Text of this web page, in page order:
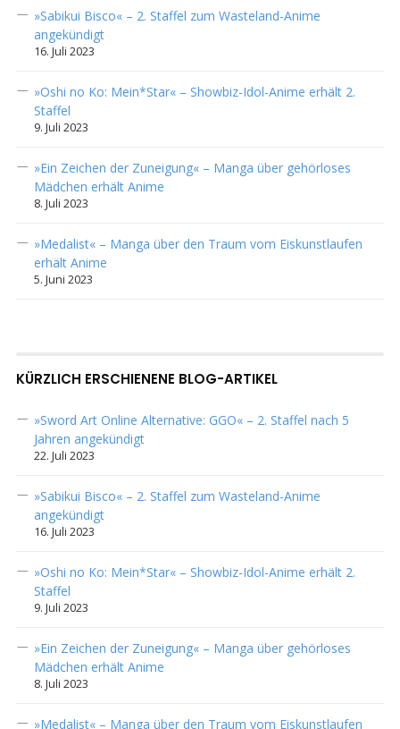
»Sabikui Bisco« – 2. Staffel zum Wasteland-Anime
angekündigt
16. Juli 2023
»Oshi no Ko: Mein*Star« – Showbiz-Idol-Anime erhält 2.
Staffel
9. Juli 2023
»Ein Zeichen der Zuneigung« – Manga über gehörloses
Mädchen erhält Anime
8. Juli 2023
»Medalist« – Manga über den Traum vom Eiskunstlaufen
erhält Anime
5. Juni 2023
KÜRZLICH ERSCHIENENE BLOG-ARTIKEL
»Sword Art Online Alternative: GGO« – 2. Staffel nach 5
Jahren angekündigt
22. Juli 2023
»Sabikui Bisco« – 2. Staffel zum Wasteland-Anime
angekündigt
16. Juli 2023
»Oshi no Ko: Mein*Star« – Showbiz-Idol-Anime erhält 2.
Staffel
9. Juli 2023
»Ein Zeichen der Zuneigung« – Manga über gehörloses
Mädchen erhält Anime
8. Juli 2023
»Medalist« – Manga über den Traum vom Eiskunstlaufen